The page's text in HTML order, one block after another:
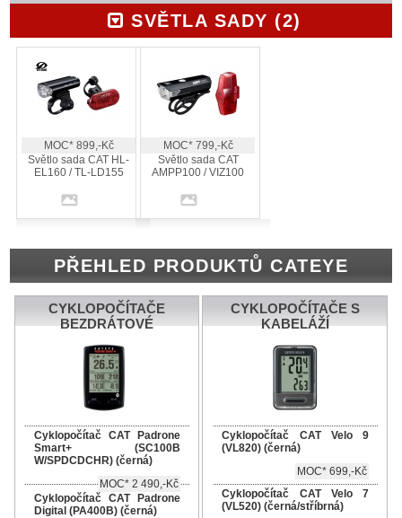
SVĚTLA SADY (2)
MOC* 899,-Kč
Světlo sada CAT HL-
EL160 / TL-LD155
MOC* 799,-Kč
Světlo sada CAT
AMPP100 / VIZ100
PŘEHLED PRODUKTŮ CATEYE
CYKLOPOČÍTAČE
BEZDRÁTOVÉ
Cyklopočítač CAT Padrone
Smart+ (SC100B
W/SPDCDCHR) (černá)
MOC* 2 490,-Kč
Cyklopočítač CAT Padrone
Digital (PA400B) (černá)
CYKLOPOČÍTAČE S
KABELÁŽÍ
Cyklopočítač CAT Velo 9
(VL820) (černá)
MOC* 699,-Kč
Cyklopočítač CAT Velo 7
(VL520) (černá/stříbrná)